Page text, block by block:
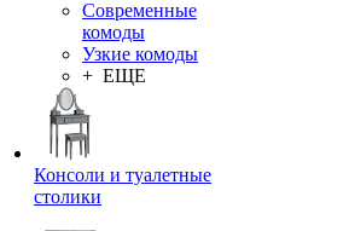
Современные
комоды
Узкие комоды
+ ЕЩЕ
Консоли и туалетные
столики